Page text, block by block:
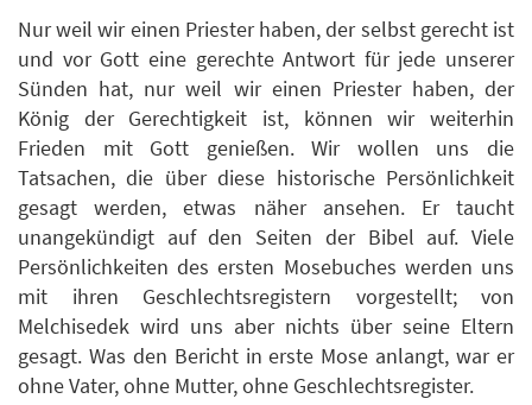
Nur weil wir einen Priester haben, der selbst gerecht ist
und vor Gott eine gerechte Antwort für jede unserer
Sünden hat, nur weil wir einen Priester haben, der
König der Gerechtigkeit ist, können wir weiterhin
Frieden mit Gott genießen. Wir wollen uns die
Tatsachen, die über diese historische Persönlichkeit
gesagt werden, etwas näher ansehen. Er taucht
unangekündigt auf den Seiten der Bibel auf. Viele
Persönlichkeiten des ersten Mosebuches werden uns
mit ihren Geschlechtsregistern vorgestellt; von
Melchisedek wird uns aber nichts über seine Eltern
gesagt. Was den Bericht in erste Mose anlangt, war er
ohne Vater, ohne Mutter, ohne Geschlechtsregister.